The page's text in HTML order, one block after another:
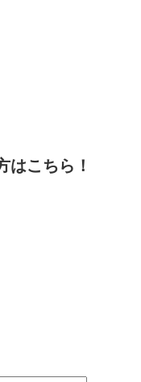
はこちら！